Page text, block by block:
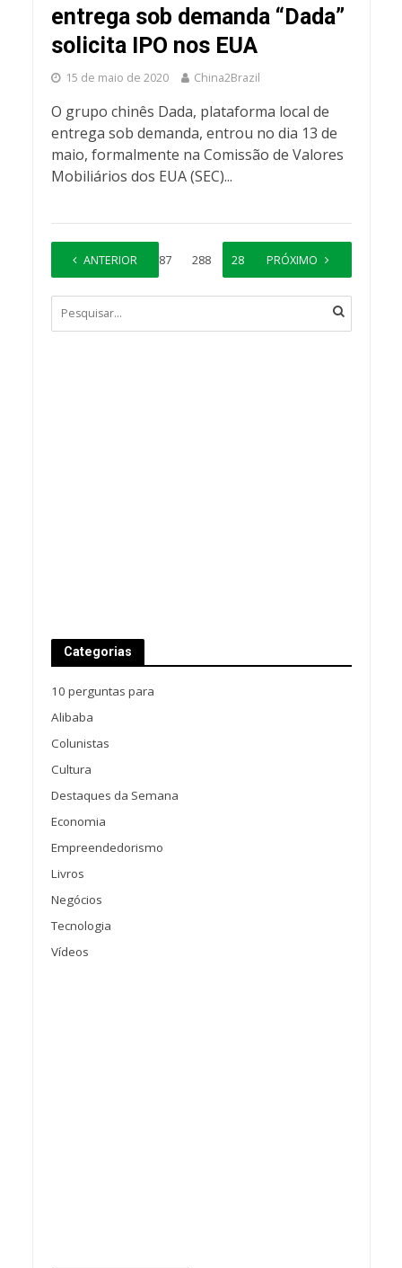
entrega sob demanda “Dada”
solicita IPO nos EUA
15 de maio de 2020 China2Brazil
O grupo chinês Dada, plataforma local de
entrega sob demanda, entrou no dia 13 de
maio, formalmente na Comissão de Valores
Mobiliários dos EUA (SEC)...
ANTERIOR
1 … 287 288 289 290 291
PRÓXIMO
Categorias
10 perguntas para
Alibaba
Colunistas
Cultura
Destaques da Semana
Economia
Empreendedorismo
Livros
Negócios
Tecnologia
Vídeos